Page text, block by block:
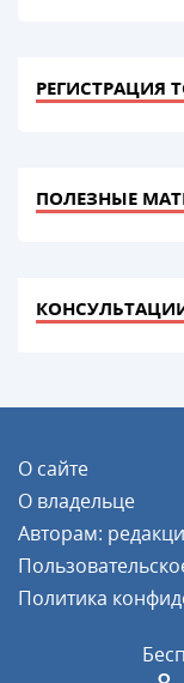
РЕГИСТРАЦИЯ
ПОЛЕЗНЫЕ
О сайте
О владельце
Авторам:
Политика